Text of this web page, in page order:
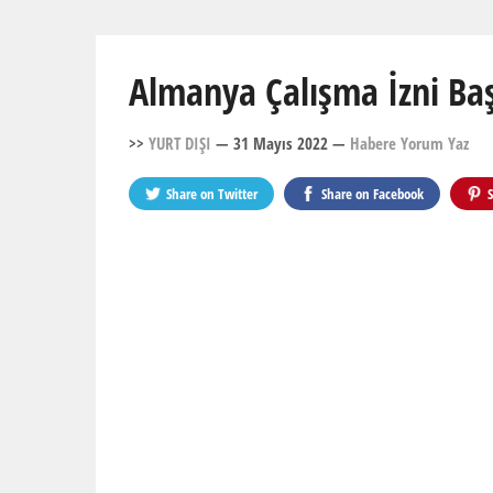
Almanya Çalışma İzni
>> YURT DIŞI — 31 Mayıs 2022 — Habere Yorum Yaz
Share on Twitter Share on Facebook